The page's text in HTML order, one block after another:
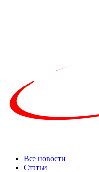
Все новости
Статьи